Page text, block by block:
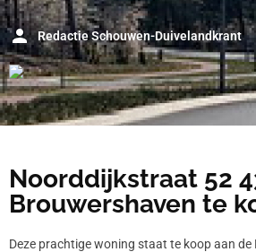
Redactie Schouwen-Duivelandkrant
Noorddijkstraat 52
Brouwershaven te
Deze prachtige woning staat te koop aan